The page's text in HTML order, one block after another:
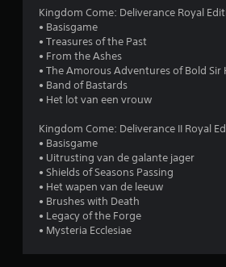
a
a
n
r
a
a
k
b
e
d
i
e
n
i
n
g
Kingdom Come: Deliverance Royal
• Basisgame
• Treasures of the Past
• From the Ashes
• The Amorous Adventures of Bold Sir
• Band of Bastards
• Het lot van een vrouw
Kingdom Come: Deliverance II Royal
• Basisgame
• Uitrusting van de galante jager
• Shields of Seasons Passing
• Het wapen van de leeuw
• Brushes with Death
• Legacy of the Forge
• Mysteria Ecclesiae